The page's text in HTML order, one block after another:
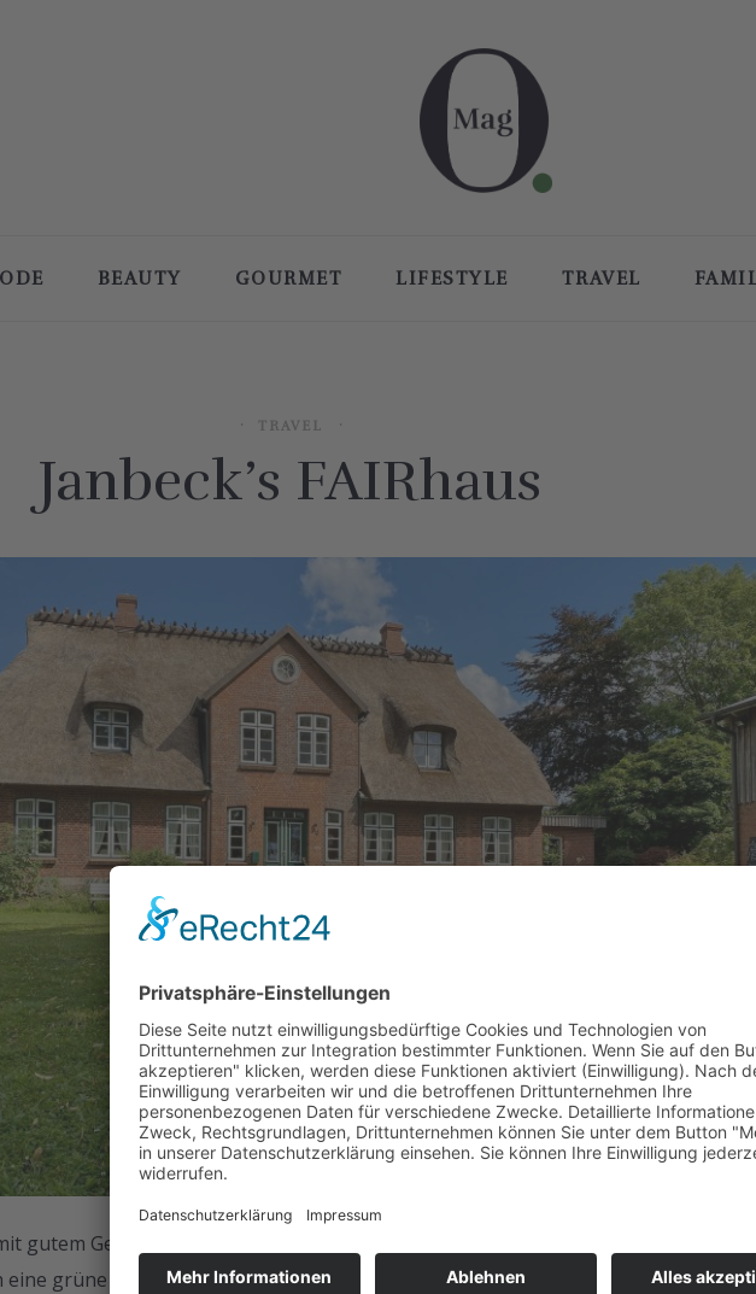
BEAUTY GOURMET LIFESTYLE TRAVEL
TRAVEL
Janbeck’s FAIRhaus
gutem Gewissen: Im nachhaltigen Janbeck’s FAIRhaus, nur 2 Stunden von
grüne Oase der Ruhe am Meer.